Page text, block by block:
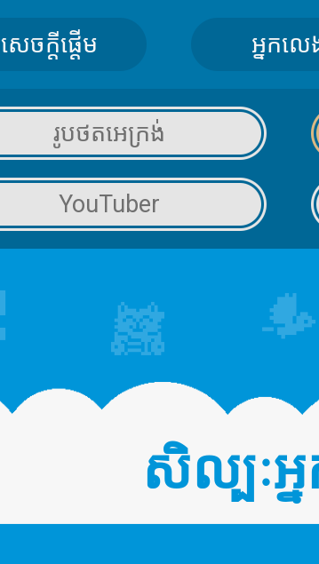
សេចក្តីផ្តើម អ្នកលេ
រូបថតអេក្រង់
YouTuber
សិល្បៈអ្ន